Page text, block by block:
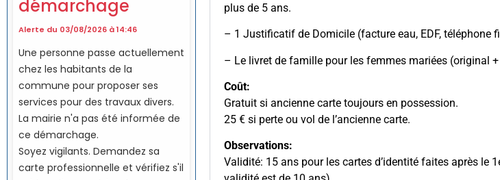
plus de 5 ans.
– 1 Justificatif de Domicile (facture eau, EDF, téléphone
– Le livret de famille pour les femmes mariées (original
Coût:
Gratuit si ancienne carte toujours en possession.
25 € si perte ou vol de l’ancienne carte.
Observations:
Validité: 15 ans pour les cartes d’identité faites après le